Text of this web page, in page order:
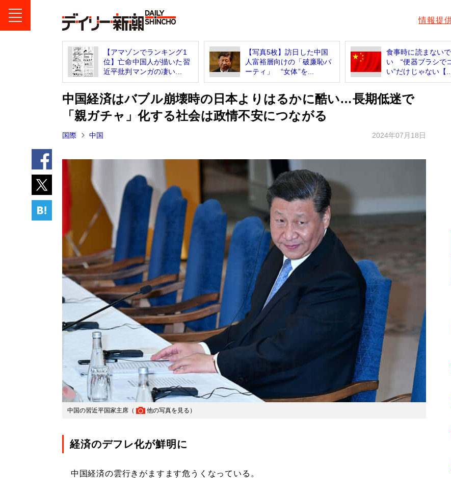
情報提
【アマゾンでランキング1
位】亡命中国人が描いた習
近平批判マンガの凄い...
【写真5枚】訪日した中国
人富裕層向けの「破廉恥パ
ーティ」 “女体”を...
食事時に読まない
い “便器ブラシで
い”だけじゃない【...
中国経済はバブル崩壊時の日本よりはるかに酷い…長期低迷で
「親ガチャ」化する社会は政情不安につながる
国際 中国 2024年07月18日
中国の習近平国家主席（ 他の写真を見る ）
経済のデフレ化が鮮明に
中国経済の雲行きがますます危うくなっている。